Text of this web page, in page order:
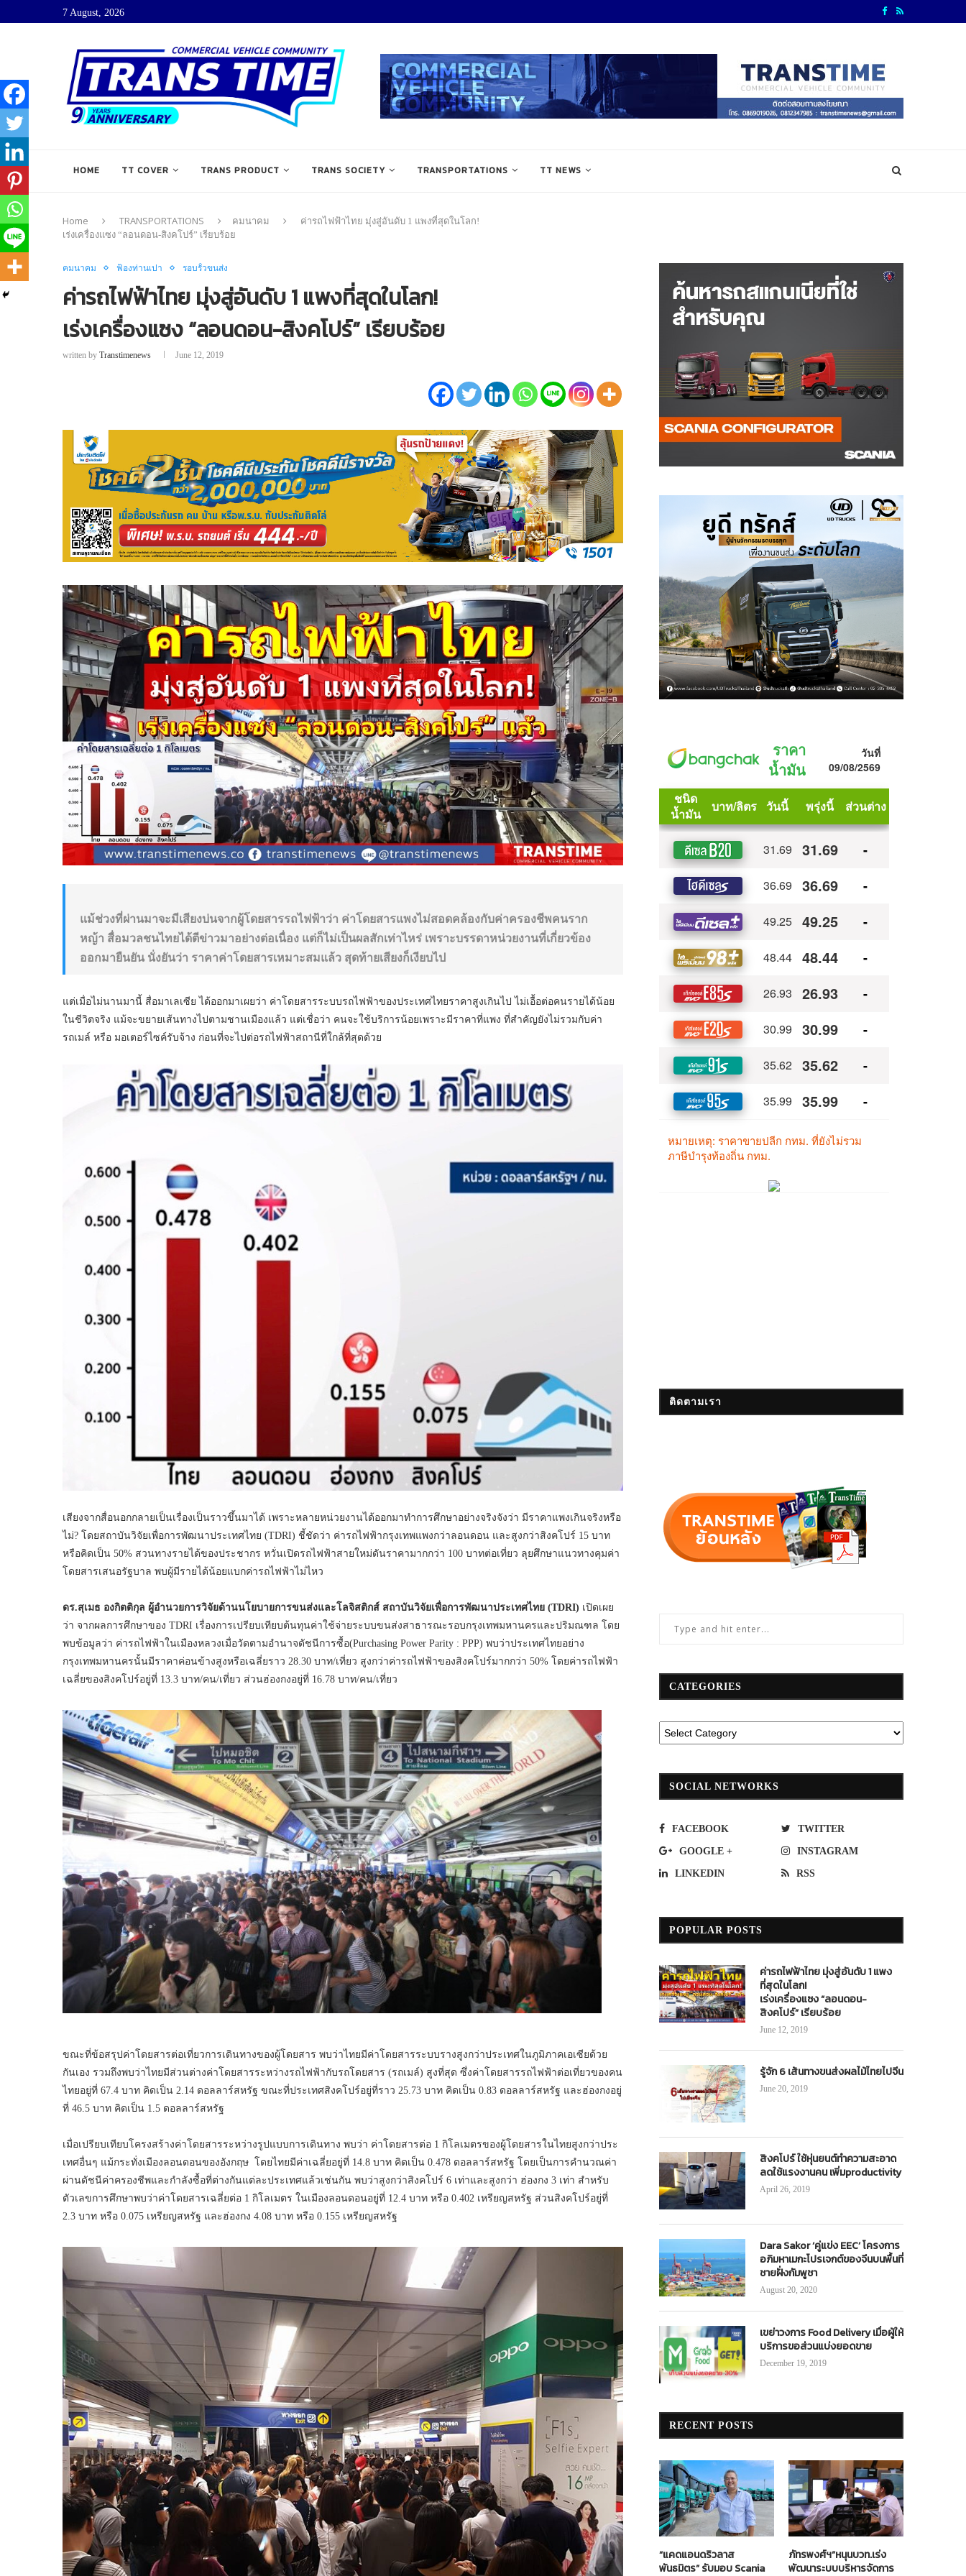
7 August, 2026
HOME TT COVER TRANS PRODUCT TRANS SOCIETY TRANSPORTATIONS TT NEWS
Home TRANSPORTATIONS คมนาคม
ค่ารถไฟฟ้าไทย มุ่งสู่อันดับ 1 แพงที่สุดในโลก!
เร่งเครื่องแซง “ลอนดอน-สิงคโปร์” เรียบร้อย
คมนาคม ฟ้องท่านเปา รอบรั้วขนส่ง
ค่ารถไฟฟ้าไทย มุ่งสู่อันดับ 1 แพงที่สุดในโลก!
เร่งเครื่องแซง “ลอนดอน-สิงคโปร์” เรียบร้อย
written by Transtimenews June 12, 2019
แม้ช่วงที่ผ่านมาจะมีเสียงบ่นจากผู้โดยสารรถไฟฟ้าว่า ค่าโดยสารแพงไม่สอดคล้องกับค่าครองชีพคนราก
หญ้า สื่อมวลชนไทยได้ตีข่าวมาอย่างต่อเนื่อง แต่ก็ไม่เป็นผลสักเท่าไหร่ เพราะบรรดาหน่วยงานที่เกี่ยวข้อง
ออกมายืนยัน นั่งยันว่า ราคาค่าโดยสารเหมาะสมแล้ว สุดท้ายเสียงก็เงียบไป
แต่เมื่อไม่นานมานี้ สื่อมาเลเซีย ได้ออกมาเผยว่า ค่าโดยสารระบบรถไฟฟ้าของประเทศไทยราคาสูงเกินไป ไม่เอื้อต่อคนรายได้น้อย
ในชีวิตจริง แม้จะขยายเส้นทางไปตามชานเมืองแล้ว แต่เชื่อว่า คนจะใช้บริการน้อยเพราะมีราคาที่แพง ที่สำคัญยังไม่รวมกับค่า
รถเมล์ หรือ มอเตอร์ไซค์รับจ้าง ก่อนที่จะไปต่อรถไฟฟ้าสถานีที่ใกล้ที่สุดด้วย
เสียงจากสื่อนอกกลายเป็นเรื่องเป็นราวขึ้นมาได้ เพราะหลายหน่วยงานได้ออกมาทำการศึกษาอย่างจริงจังว่า มีราคาแพงเกินจริงหรือ
ไม่? โดยสถาบันวิจัยเพื่อการพัฒนาประเทศไทย (TDRI) ชี้ชัดว่า ค่ารถไฟฟ้ากรุงเทพแพงกว่าลอนดอน และสูงกว่าสิงคโปร์ 15 บาท
หรือคิดเป็น 50% สวนทางรายได้ของประชากร หวั่นเปิดรถไฟฟ้าสายใหม่ดันราคามากกว่า 100 บาทต่อเที่ยว ลุยศึกษาแนวทางคุมค่า
โดยสารเสนอรัฐบาล พบผู้มีรายได้น้อยแบกค่ารถไฟฟ้าไม่ไหว
ดร.สุเมธ องกิตติกุล ผู้อำนวยการวิจัยด้านนโยบายการขนส่งและโลจิสติกส์ สถาบันวิจัยเพื่อการพัฒนาประเทศไทย (TDRI) เปิดเผย
ว่า จากผลการศึกษาของ TDRI เรื่องการเปรียบเทียบต้นทุนค่าใช้จ่ายระบบขนส่งสาธารณะรอบกรุงเทพมหานครและปริมณฑล โดย
พบข้อมูลว่า ค่ารถไฟฟ้าในเมืองหลวงเมื่อวัดตามอำนาจดัชนีการซื้อ(Purchasing Power Parity : PPP) พบว่าประเทศไทยอย่าง
กรุงเทพมหานครนั้นมีราคาค่อนข้างสูงหรือเฉลี่ยราว 28.30 บาท/เที่ยว สูงกว่าค่ารถไฟฟ้าของสิงคโปร์มากกว่า 50% โดยค่ารถไฟฟ้า
เฉลี่ยของสิงคโปร์อยู่ที่ 13.3 บาท/คน/เที่ยว ส่วนฮ่องกงอยู่ที่ 16.78 บาท/คน/เที่ยว
ขณะที่ข้อสรุปค่าโดยสารต่อเที่ยวการเดินทางของผู้โดยสาร พบว่าไทยมีค่าโดยสารระบบรางสูงกว่าประเทศในภูมิภาคเอเซียด้วย
กันเอง รวมถึงพบว่าไทยมีส่วนต่างค่าโดยสารระหว่างรถไฟฟ้ากับรถโดยสาร (รถเมล์) สูงที่สุด ซึ่งค่าโดยสารรถไฟฟ้าต่อเที่ยวของคน
ไทยอยู่ที่ 67.4 บาท คิดเป็น 2.14 ดอลลาร์สหรัฐ ขณะที่ประเทศสิงคโปร์อยู่ที่ราว 25.73 บาท คิดเป็น 0.83 ดอลลาร์สหรัฐ และฮ่องกงอยู่
ที่ 46.5 บาท คิดเป็น 1.5 ดอลลาร์สหรัฐ
เมื่อเปรียบเทียบโครงสร้างค่าโดยสารระหว่างรูปแบบการเดินทาง พบว่า ค่าโดยสารต่อ 1 กิโลเมตรของผู้โดยสารในไทยสูงกว่าประ
เทศอื่นๆ แม้กระทั่งเมืองลอนดอนของอังกฤษ โดยไทยมีค่าเฉลี่ยอยู่ที่ 14.8 บาท คิดเป็น 0.478 ดอลลาร์สหรัฐ โดยเป็นการคำนวณค่า
ผ่านดัชนีค่าครองชีพและกำลังซื้อที่ต่างกันแต่ละประเทศแล้วเช่นกัน พบว่าสูงกว่าสิงคโปร์ 6 เท่าและสูงกว่า ฮ่องกง 3 เท่า สำหรับ
ตัวเลขการศึกษาพบว่าค่าโดยสารเฉลี่ยต่อ 1 กิโลเมตร ในเมืองลอนดอนอยู่ที่ 12.4 บาท หรือ 0.402 เหรียญสหรัฐ ส่วนสิงคโปร์อยู่ที่
2.3 บาท หรือ 0.075 เหรียญสหรัฐ และฮ่องกง 4.08 บาท หรือ 0.155 เหรียญสหรัฐ
ติดตามเรา
CATEGORIES
SOCIAL NETWORKS
FACEBOOK TWITTER
GOOGLE + INSTAGRAM
LINKEDIN RSS
POPULAR POSTS
ค่ารถไฟฟ้าไทย มุ่งสู่อันดับ 1 แพง
ที่สุดในโลก!
เร่งเครื่องแซง “ลอนดอน-
สิงคโปร์” เรียบร้อย
June 12, 2019
รู้จัก 6 เส้นทางขนส่งผลไม้ไทยไปจีน
June 20, 2019
สิงคโปร์ ใช้หุ่นยนต์ทำความสะอาด
ลดใช้แรงงานคน เพิ่มproductivity
April 26, 2019
Dara Sakor ‘คู่แข่ง EEC’ โครงการ
อภิมหาเมกะโปรเจกต์ของจีนบนพื้นที่
ชายฝั่งกัมพูชา
August 20, 2020
เขย่าวงการ Food Delivery เมื่อผู้ให้
บริการขอส่วนแบ่งยอดขาย
December 19, 2019
RECENT POSTS
“แคดแอนดริวลาส
พันธมิตร” รับมอบ Scania
ภัทรพงศ์ฯ”หนุนบวท.เร่ง
พัฒนาระบบบริหารจัดการ